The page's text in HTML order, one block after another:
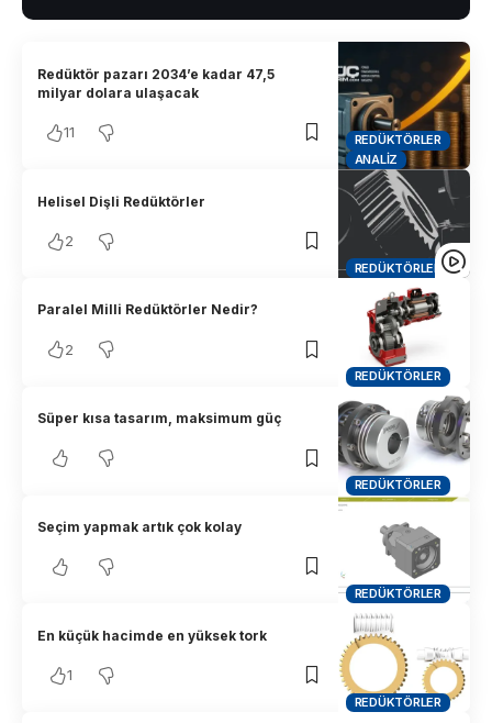
REDÜKTÖRLER
ANALIZ
Redüktör pazarı 2034’e kadar 47,5
milyar dolara ulaşacak
11
REDÜKTÖRLER
Helisel Dişli Redüktörler
2
REDÜKTÖRLER
Paralel Milli Redüktörler Nedir?
2
REDÜKTÖRLER
Süper kısa tasarım, maksimum güç
REDÜKTÖRLER
Seçim yapmak artık çok kolay
REDÜKTÖRLER
En küçük hacimde en yüksek tork
1